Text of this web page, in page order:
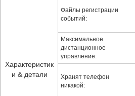
Характеристик
и & детали
Файлы регистрации
событий:
Максимальное
дистанционное
управление:
Хранят телефон
никакой: